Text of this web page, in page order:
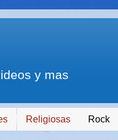
y mas
Religiosas Rock